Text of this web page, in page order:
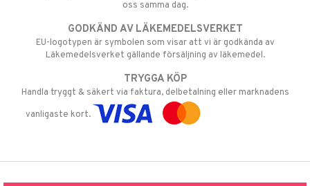
oss samma dag.
GODKÄND AV LÄKEMEDELSVERKET
EU-logotypen är symbolen som visar att vi är godkända av
Läkemedelsverket gällande försäljning av läkemedel.
TRYGGA KÖP
Handla tryggt & säkert via faktura, delbetalning eller marknadens
vanligaste kort.